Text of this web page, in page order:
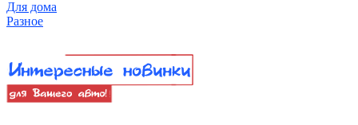
Для дома
Разное